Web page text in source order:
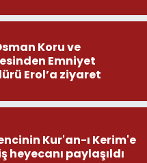
Koru ve
Emniyet
Erol’a ziyaret
Kur'an-ı Kerim'e
heyecanı paylaşıldı